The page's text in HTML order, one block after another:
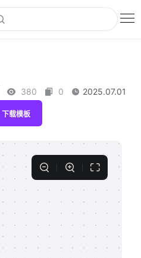
380 0 2025.07.01
下载模板